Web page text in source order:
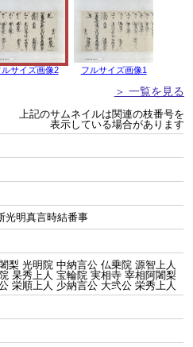
ルサイズ画像2 フルサイズ画像1
＞ 一覧を見る
上記のサムネイルは関連の枝番号を
表示している場合があります
明真言時結番事
梨 光明院 中納言公 仏乗院 源智上人
杲秀上人 宝輪院 実相寺 宰相阿闍梨
栄順上人 少納言公 大弐公 栄秀上人